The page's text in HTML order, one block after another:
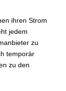
ihren Strom
jedem
zu
temporär
zu den